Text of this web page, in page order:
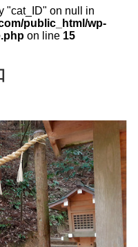
"cat_ID" on null in
public_html/wp-
on line 15